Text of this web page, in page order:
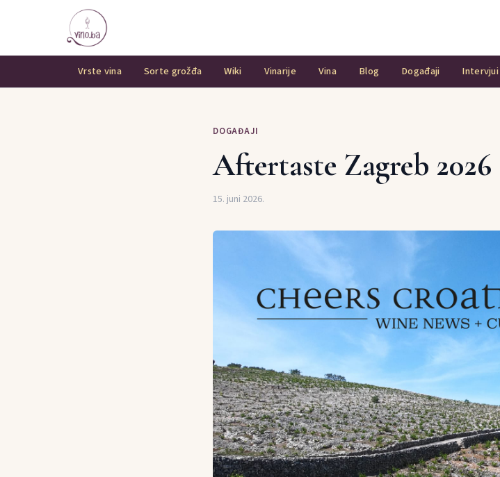
Vrste vina Sorte grožđa Wiki Vinarije Vina Blog Događaji Intervjui
DOGAĐAJI
Aftertaste Zagreb 2026
15. juni 2026.